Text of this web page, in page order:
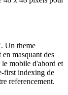
Un theme
masquant des
mobile d'abord et
first indexing de
referencement.